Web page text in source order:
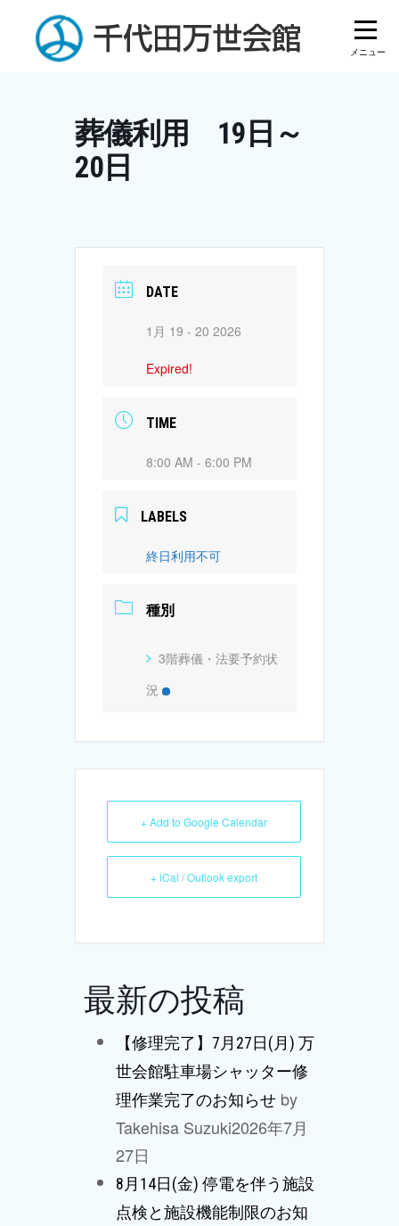
content
葬儀利用 19日～
20日
DATE
1月 19 - 20 2026
Expired!
TIME
8:00 AM - 6:00 PM
LABELS
終日利用不可
種別
3階葬儀・法要予約状
況
+ Add to Google Calendar
+ iCal / Outlook export
最新の投稿
【修理完了】7月27日(月) 万
世会館駐車場シャッター修
理作業完了のお知らせ by
Takehisa Suzuki2026年7月
27日
8月14日(金) 停電を伴う施設
点検と施設機能制限のお知